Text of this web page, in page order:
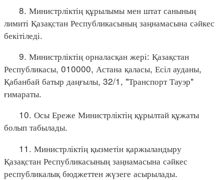
8. Министрліктің құрылымы мен штат санының
лимиті Қазақстан Республикасының заңнамасына сәйкес
бекітіледі.
9. Министрліктің орналасқан жері: Қазақстан
Республикасы, 010000, Астана қаласы, Есіл ауданы,
Қабанбай батыр даңғылы, 32/1, "Транспорт Тауэр"
ғимараты.
10. Осы Ереже Министрліктің құрылтай құжаты
болып табылады.
11. Министрліктің қызметін қаржыландыру
Қазақстан Республикасының заңнамасына сәйкес
республикалық бюджеттен жүзеге асырылады.